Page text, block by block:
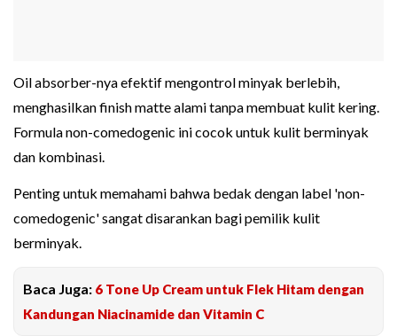
Oil absorber-nya efektif mengontrol minyak berlebih,
menghasilkan finish matte alami tanpa membuat kulit kering.
Formula non-comedogenic ini cocok untuk kulit berminyak
dan kombinasi.
Penting untuk memahami bahwa bedak dengan label 'non-
comedogenic' sangat disarankan bagi pemilik kulit
berminyak.
Baca Juga: 6 Tone Up Cream untuk Flek Hitam dengan
Kandungan Niacinamide dan Vitamin C